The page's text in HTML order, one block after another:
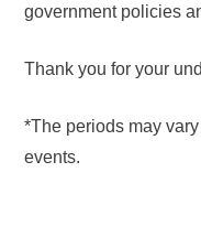
government policies
Thank you for your
*The periods may
events.